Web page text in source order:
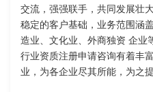
交流，强强联手，共同发展壮
稳定的客户基础，业务范围涵
造业、文化业、外商独资 企业
行业资质注册申请咨询有着丰
业，为各企业尽其所能，为之